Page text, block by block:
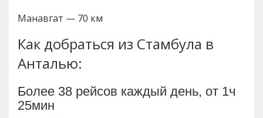
Манавгат — 70 км
Как добраться из Стамбула в
Анталью:
Более 38 рейсов каждый день, от 1ч
25мин